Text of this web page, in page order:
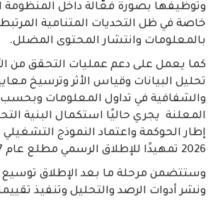
وتوظيفها بصورة فعّالة داخل المنظومة
خاصة في ظل التحديات المتنامية
بالمعلومات وانتشار المحتوى المضلل.
كما يعمل على دعم عمليات التحقق من
تحليل البيانات وقياس الأثر وترسيخ
والشفافية في تداول المعلومات
المعلنة يجري حاليًا استكمال البنية
إطار الحوكمة واعتماد النموذج
2026 تمهيدًا للإطلاق الرسمي مطلع عام 2027
وستتضمن مرحلة ما بعد الإطلاق
ونشر أدوات الرصد والتحليل وتنفيذ